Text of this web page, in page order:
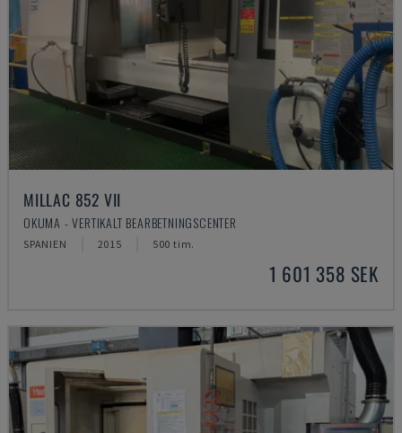
MILLAC 852 VII
OKUMA - VERTIKALT BEARBETNINGSCENTER
SPANIEN 2015 500 tim.
1 601 358 SEK